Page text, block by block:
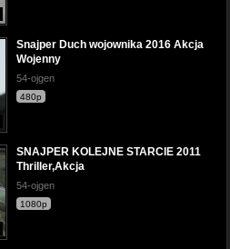
Snajper Duch wojownika 2016 Akcja
Wojenny
54-ojgen
480p
SNAJPER KOLEJNE STARCIE 2011
Thriller,Akcja
54-ojgen
1080p